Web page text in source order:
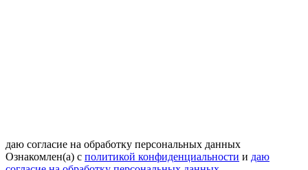
даю согласие на обработку персональных данных
Ознакомлен(а) с политикой конфиденциальности и даю